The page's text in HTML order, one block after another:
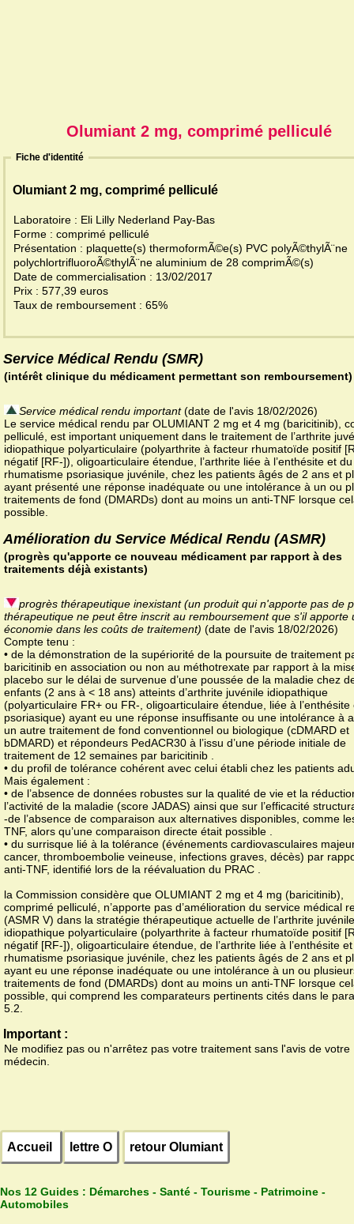
Olumiant 2 mg, comprimé pelliculé
Fiche d'identité
Olumiant 2 mg, comprimé pelliculé
Laboratoire : Eli Lilly Nederland Pay-Bas
Forme : comprimé pelliculé
Présentation : plaquette(s) thermoformÃ©e(s) PVC polyÃ©thylÃ¨ne
polychlortrifluoroÃ©thylÃ¨ne aluminium de 28 comprimÃ©(s)
Date de commercialisation : 13/02/2017
Prix : 577,39 euros
Taux de remboursement : 65%
Service Médical Rendu (SMR)
(intérêt clinique du médicament permettant son remboursement)
Service médical rendu important(date de l'avis 18/02/2026)
Le service médical rendu par OLUMIANT 2 mg et 4 mg (baricitinib),
pelliculé, est important uniquement dans le traitement de l’arthrite
idiopathique polyarticulaire (polyarthrite à facteur rhumatoïde positif
négatif [RF-]), oligoarticulaire étendue, l’arthrite liée à l’enthésite et du
rhumatisme psoriasique juvénile, chez les patients âgés de 2 ans et
ayant présenté une réponse inadéquate ou une intolérance à un ou
traitements de fond (DMARDs) dont au moins un anti-TNF lorsque
possible.
Amélioration du Service Médical Rendu (ASMR)
(progrès qu'apporte ce nouveau médicament par rapport à des
traitements déjà existants)
progrès thérapeutique inexistant (un produit qui n'apporte pas de
thérapeutique ne peut être inscrit au remboursement que s'il apporte
économie dans les coûts de traitement) (date de l'avis 18/02/2026)
Compte tenu :
• de la démonstration de la supériorité de la poursuite de traitement
baricitinib en association ou non au méthotrexate par rapport à la
placebo sur le délai de survenue d’une poussée de la maladie chez
enfants (2 ans à < 18 ans) atteints d’arthrite juvénile idiopathique
(polyarticulaire FR+ ou FR-, oligoarticulaire étendue, liée à l’enthésite
psoriasique) ayant eu une réponse insuffisante ou une intolérance à
un autre traitement de fond conventionnel ou biologique (cDMARD et
bDMARD) et répondeurs PedACR30 à l’issu d’une période initiale de
traitement de 12 semaines par baricitinib .
• du profil de tolérance cohérent avec celui établi chez les patients
Mais également :
• de l’absence de données robustes sur la qualité de vie et la
l’activité de la maladie (score JADAS) ainsi que sur l’efficacité
-de l’absence de comparaison aux alternatives disponibles, comme
TNF, alors qu’une comparaison directe était possible .
• du surrisque lié à la tolérance (événements cardiovasculaires
cancer, thromboembolie veineuse, infections graves, décès) par
anti-TNF, identifié lors de la réévaluation du PRAC .
la Commission considère que OLUMIANT 2 mg et 4 mg (baricitinib),
comprimé pelliculé, n’apporte pas d’amélioration du service médical
(ASMR V) dans la stratégie thérapeutique actuelle de l’arthrite juvénile
idiopathique polyarticulaire (polyarthrite à facteur rhumatoïde positif
négatif [RF-]), oligoarticulaire étendue, de l’arthrite liée à l’enthésite
rhumatisme psoriasique juvénile, chez les patients âgés de 2 ans et
ayant eu une réponse inadéquate ou une intolérance à un ou
traitements de fond (DMARDs) dont au moins un anti-TNF lorsque
possible, qui comprend les comparateurs pertinents cités dans le
5.2.
Important :
Ne modifiez pas ou n'arrêtez pas votre traitement sans l'avis de votre
médecin.
Accueil lettre O retour Olumiant
Nos 12 Guides : Démarches - Santé - Tourisme - Patrimoine -
Automobiles